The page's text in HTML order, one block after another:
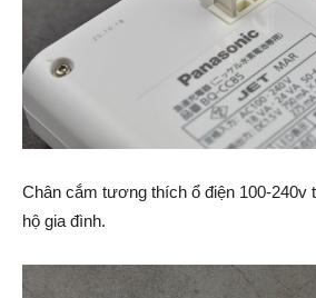
Chân cắm tương thích ổ điện 100-240v
hộ gia đình.